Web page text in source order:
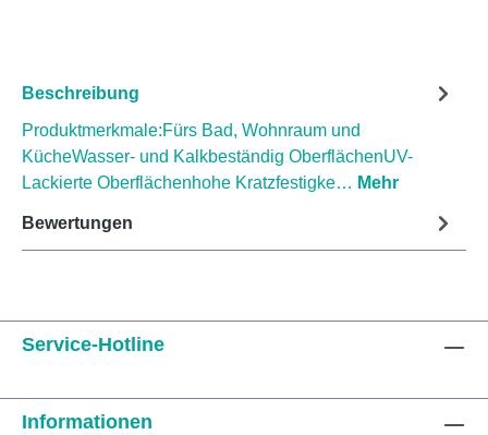
Beschreibung
Produktmerkmale:Fürs Bad, Wohnraum und
KücheWasser- und Kalkbeständig OberflächenUV-
Lackierte Oberflächenhohe Kratzfestigke… Mehr
Bewertungen
Service-Hotline
Informationen